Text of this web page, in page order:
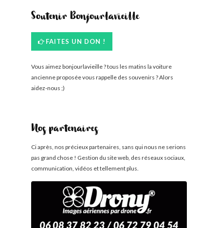
Soutenir Bonjourlavieille
FAITES UN DON !
Vous aimez bonjourlavieille ? tous les matins la voiture
ancienne proposée vous rappelle des souvenirs ? Alors
aidez-nous ;)
Nos partenaires
Ci après, nos précieux partenaires, sans qui nous ne serions
pas grand chose ! Gestion du site web, des réseaux sociaux,
communication, vidéos et tellement plus.